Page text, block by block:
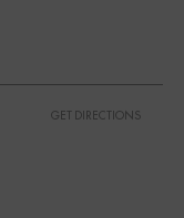
GET DIRECTIONS